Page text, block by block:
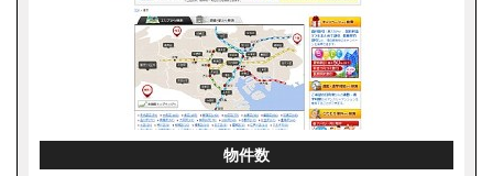
物件数